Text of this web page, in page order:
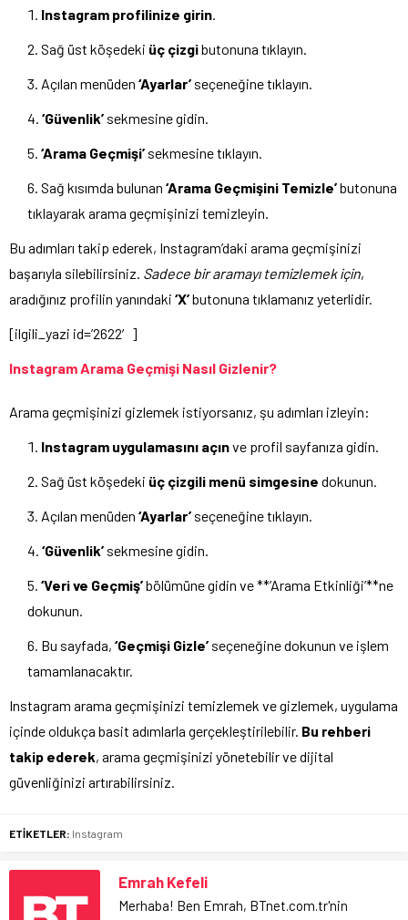
Instagram profilinize girin
Sağ üst köşedeki üç çizgibutonuna tıklayın.
Açılan menüden ‘Ayarlar’ seçeneğine tıklayın.
‘Güvenlik’ sekmesine gidin.
‘Arama Geçmişi’ sekmesine tıklayın.
Sağ kısımda bulunan ‘Arama Geçmişini Temizle’butonuna
tıklayarak arama geçmişinizi temizleyin.
Bu adımları takip ederek, Instagram’daki arama geçmişinizi
başarıyla silebilirsiniz. Sadece bir aramayı temizlemek için,
aradığınız profilin yanındaki ‘X’butonuna tıklamanız yeterlidir.
[ilgili_yazi id=’2622′]
Instagram Arama Geçmişi Nasıl Gizlenir?
Arama geçmişinizi gizlemek istiyorsanız, şu adımları izleyin:
Instagram uygulamasını açınve profil sayfanıza gidin.
Sağ üst köşedeki üç çizgili menü simgesine dokunun.
Açılan menüden ‘Ayarlar’ seçeneğine tıklayın.
‘Güvenlik’ sekmesine gidin.
‘Veri ve Geçmiş’bölümüne gidin ve **’Arama Etkinliği’**ne
dokunun.
Bu sayfada, ‘Geçmişi Gizle’ seçeneğine dokunun ve işlem
tamamlanacaktır.
Instagram arama geçmişinizi temizlemek ve gizlemek, uygulama
içinde oldukça basit adımlarla gerçekleştirilebilir. Bu rehberi
takip ederek, arama geçmişinizi yönetebilir ve dijital
güvenliğinizi artırabilirsiniz.
ETİKETLER: Instagram
Emrah Kefeli
Merhaba! Ben Emrah, BTnet.com.tr'nin